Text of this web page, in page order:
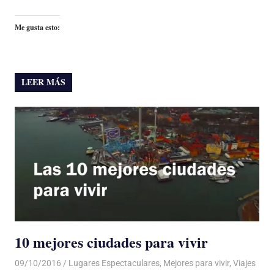
Me gusta esto:
LEER MÁS
10 mejores ciudades para vivir
09/10/2016 Luis Castellanos
Lugares Espectaculares, Mejores para vivir, Viajes